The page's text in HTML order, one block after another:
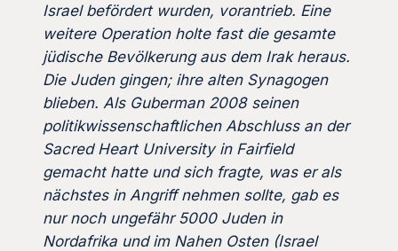
Israel befördert wurden, vorantrieb. Eine
weitere Operation holte fast die gesamte
jüdische Bevölkerung aus dem Irak heraus.
Die Juden gingen; ihre alten Synagogen
blieben. Als Guberman 2008 seinen
politikwissenschaftlichen Abschluss an der
Sacred Heart University in Fairfield
gemacht hatte und sich fragte, was er als
nächstes in Angriff nehmen sollte, gab es
nur noch ungefähr 5000 Juden in
Nordafrika und im Nahen Osten (Israel